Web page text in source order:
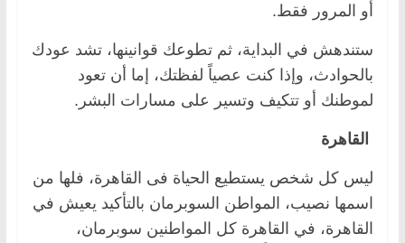
أو المرور فقط.
ستندهش في البداية، ثم تطوعك قوانينها، تشد عودك
بالحوادث، وإذا كنت عصياً لفظتك، إما أن تعود
لموطنك أو تتكيف وتسير على مسارات البشر.
القاهرة
ليس كل شخص يستطيع الحياة فى القاهرة، فلها من
اسمها نصيب، المواطن السوبرمان بالتأكيد يعيش في
القاهرة، في القاهرة كل المواطنين سوبرمان،